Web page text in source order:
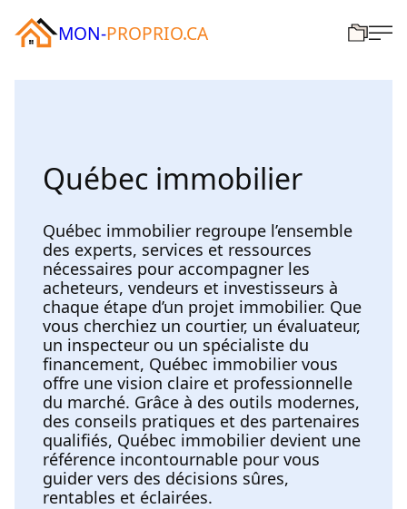
MON-PROPRIO.CA
Québec immobilier
Québec immobilier regroupe l’ensemble
des experts, services et ressources
nécessaires pour accompagner les
acheteurs, vendeurs et investisseurs à
chaque étape d’un projet immobilier. Que
vous cherchiez un courtier, un évaluateur,
un inspecteur ou un spécialiste du
financement, Québec immobilier vous
offre une vision claire et professionnelle
du marché. Grâce à des outils modernes,
des conseils pratiques et des partenaires
qualifiés, Québec immobilier devient une
référence incontournable pour vous
guider vers des décisions sûres,
rentables et éclairées.